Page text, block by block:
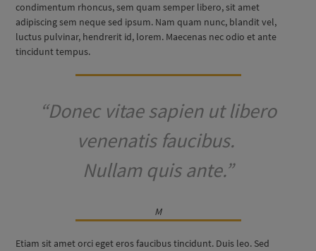
condimentum rhoncus, sem quam semper libero, sit amet
adipiscing sem neque sed ipsum. Nam quam nunc, blandit vel,
luctus pulvinar, hendrerit id, lorem. Maecenas nec odio et ante
tincidunt tempus.
“Donec vitae sapien ut libero
venenatis faucibus.
Nullam quis ante.”
M
Etiam sit amet orci eget eros faucibus tincidunt. Duis leo. Sed